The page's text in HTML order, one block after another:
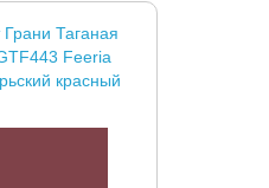
Таганая
Feeria
красный